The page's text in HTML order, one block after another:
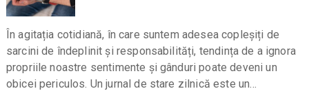
În agitația cotidiană, în care suntem adesea copleșiți de
sarcini de îndeplinit și responsabilități, tendința de a ignora
propriile noastre sentimente și gânduri poate deveni un
obicei periculos. Un jurnal de stare zilnică este un…